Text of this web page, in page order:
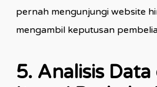
pernah mengunjungi website
mengambil keputusan
5. Analisis Data